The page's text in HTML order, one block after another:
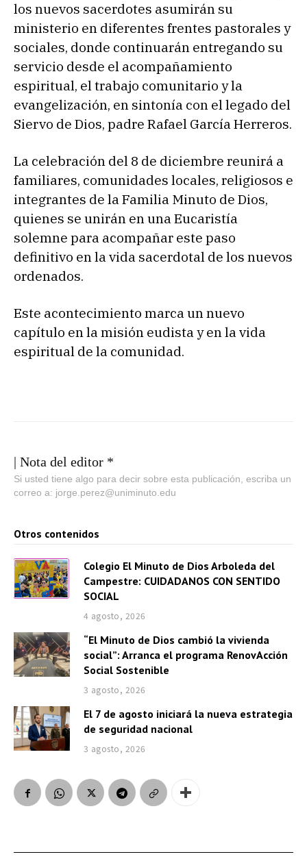
los nuevos sacerdotes asumirán su
ministerio en diferentes frentes pastorales y
sociales, donde continuarán entregando su
servicio desde el acompañamiento
espiritual, el trabajo comunitario y la
evangelización, en sintonía con el legado del
Siervo de Dios, padre Rafael García Herreros.
La celebración del 8 de diciembre reunirá a
familiares, comunidades locales, religiosos e
integrantes de la Familia Minuto de Dios,
quienes se unirán en una Eucaristía
solemne para acompañar este paso
definitivo en la vida sacerdotal de los nuevos
ordenados.
Este acontecimiento marca un nuevo
capítulo en la misión eudista y en la vida
espiritual de la comunidad.
| Nota del editor *
Si usted tiene algo para decir sobre esta publicación, escriba un
correo a: jorge.perez@uniminuto.edu
Otros contenidos
Colegio El Minuto de Dios Arboleda del
Campestre: CUIDADANOS CON SENTIDO
SOCIAL
4 agosto, 2026
“El Minuto de Dios cambió la vivienda
social”: Arranca el programa RenovAcción
Social Sostenible
3 agosto, 2026
El 7 de agosto iniciará la nueva estrategia
de seguridad nacional
3 agosto, 2026